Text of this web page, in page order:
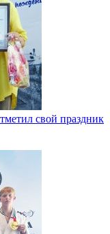
свой праздник